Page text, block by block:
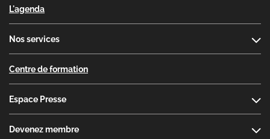
L'agenda
Nos services
Centre de formation
Espace Presse
Devenez membre